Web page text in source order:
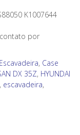
K1007644
por
, Case
DX 35Z, HYUNDAI
, escavadeira,